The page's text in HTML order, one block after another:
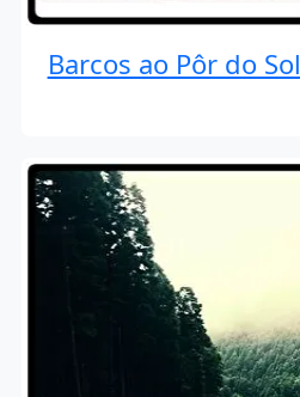
Barcos ao Pôr do Sol